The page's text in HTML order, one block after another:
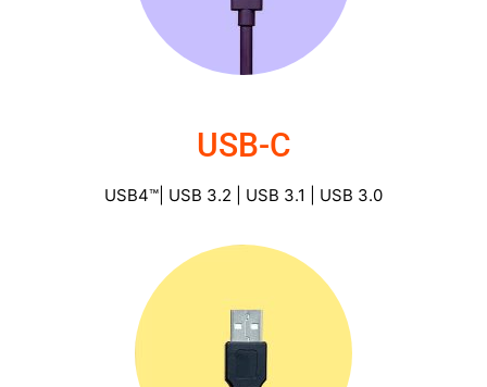
USB-C
USB4™| USB 3.2 | USB 3.1 | USB 3.0